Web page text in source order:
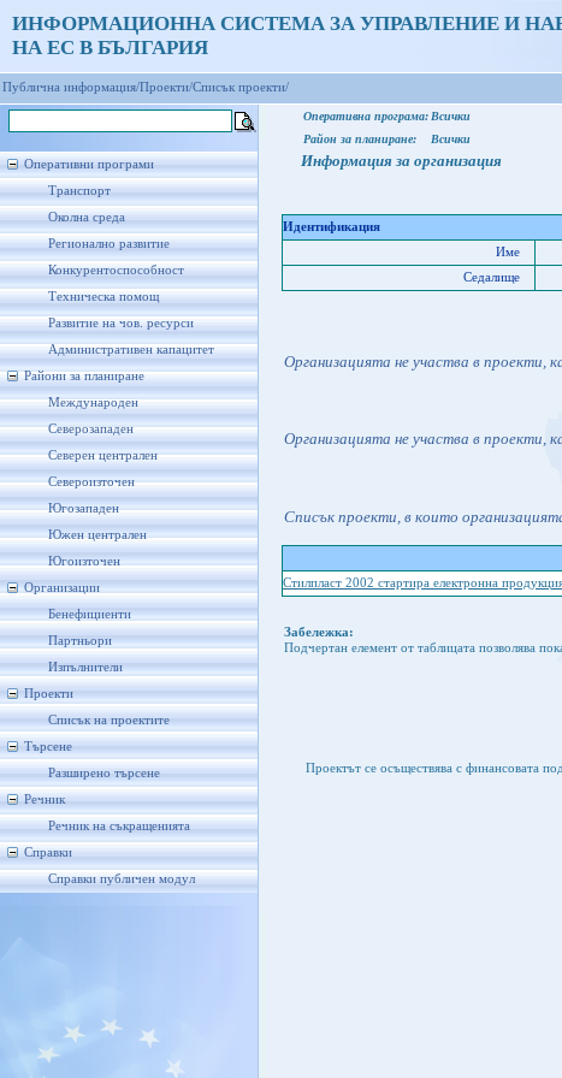
ИНФОРМАЦИОННА СИСТЕМА ЗА УПРАВЛЕНИЕ И
НА ЕС В БЪЛГАРИЯ
Публична информация/Проекти/Списък проекти/
Оперативни програми
Транспорт
Околна среда
Регионално развитие
Конкурентоспособност
Техническа помощ
Развитие на чов. ресурси
Административен капацитет
Райони за планиране
Международен
Северозападен
Северен централен
Североизточен
Югозападен
Южен централен
Югоизточен
Организации
Бенефициенти
Партньори
Изпълнители
Проекти
Списък на проектите
Търсене
Разширено търсене
Речник
Речник на съкращенията
Справки
Справки публичен модул
Оперативна програма: Всички
Район за планиране:
Всички
Информация за организация
Идентификация
Име
Седалище
Организацията не участва в проекти,
Организацията не участва в проекти,
Списък проекти, в които
Стилпласт 2002 стартира електронна
Забележка:
Подчертан елемент от таблицата позволява
Проектът се осъществява с финансовата